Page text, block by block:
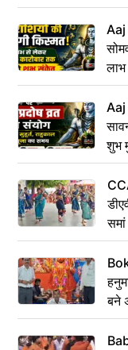
शुभ
समां
बने